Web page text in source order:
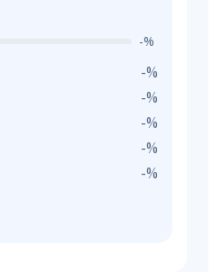
-%
-%
-%
-%
-%
-%